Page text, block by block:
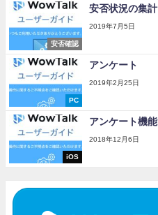
安否確認
安否状況の集計
2019年7月5日
PC
アンケート
2019年2月25日
iOS
アンケート機能
2018年12月6日